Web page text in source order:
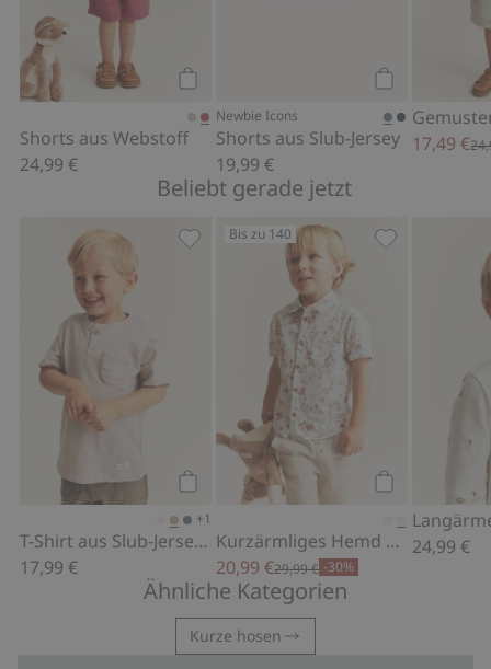
Shorts aus Webstoff
24,99 €
Newbie Icons
Shorts aus Slub-Jersey
19,99 €
17,49 €
Beliebt gerade jetzt
+1
T-Shirt aus Slub-Jersey mit Tasche
17,99 €
T-Shirt aus Slub-Jersey mit Tasche,
Bis zu 140
Kurzärmliges Hemd mit Blumenmuster
20,99 €29,99 € -30%
24,99 €
Ähnliche Kategorien
Kurze hosen